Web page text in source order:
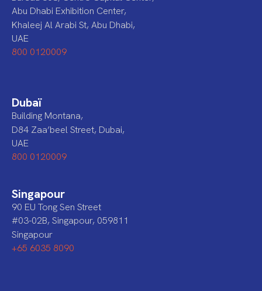
Abu Dhabi Exhibition Center,
Khaleej Al Arabi St, Abu Dhabi,
UAE
800 0120009
Dubaï
Building Montana,
D84 Zaa’beel Street, Dubai,
UAE
800 0120009
Singapour
90 EU Tong Sen Street
#03-02B, Singapour, 059811
Singapour
+65 6035 8090